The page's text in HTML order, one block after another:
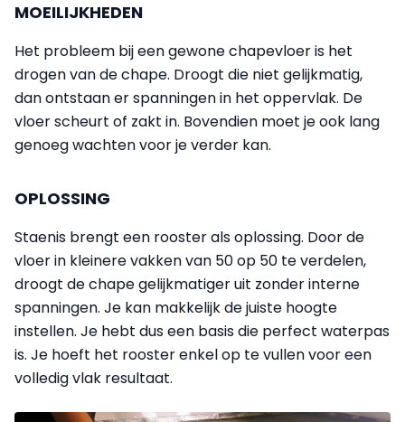
MOEILIJKHEDEN
Het probleem bij een gewone chape­vloer is het
drogen van de chape. Droogt die niet gelijkmatig,
dan ontstaan er spanningen in het oppervlak. De
vloer scheurt of zakt in. Bovendien moet je ook lang
genoeg wachten voor je verder kan.
OPLOSSING
Staenis brengt een rooster als oplossing. Door de
vloer in kleinere vakken van 50 op 50 te verdelen,
droogt de chape gelijkmatiger uit zonder interne
spanningen. Je kan makkelijk de juiste hoogte
instellen. Je hebt dus een basis die perfect waterpas
is. Je hoeft het rooster enkel op te vullen voor een
volledig vlak resultaat.